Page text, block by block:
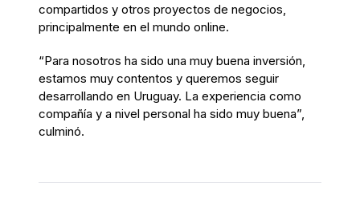
compartidos y otros proyectos de negocios,
principalmente en el mundo online.
“Para nosotros ha sido una muy buena inversión,
estamos muy contentos y queremos seguir
desarrollando en Uruguay. La experiencia como
compañía y a nivel personal ha sido muy buena”,
culminó.